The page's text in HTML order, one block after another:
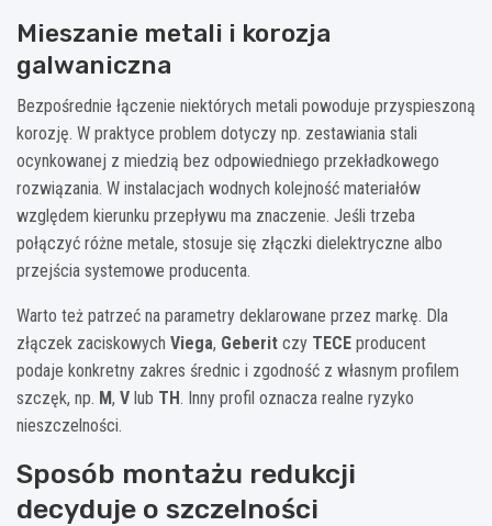
Mieszanie metali i korozja
galwaniczna
Bezpośrednie łączenie niektórych metali powoduje przyspieszoną
korozję. W praktyce problem dotyczy np. zestawiania stali
ocynkowanej z miedzią bez odpowiedniego przekładkowego
rozwiązania. W instalacjach wodnych kolejność materiałów
względem kierunku przepływu ma znaczenie. Jeśli trzeba
połączyć różne metale, stosuje się złączki dielektryczne albo
przejścia systemowe producenta.
Warto też patrzeć na parametry deklarowane przez markę. Dla
złączek zaciskowych Viega, Geberit czy TECE producent
podaje konkretny zakres średnic i zgodność z własnym profilem
szczęk, np. M, V lub TH. Inny profil oznacza realne ryzyko
nieszczelności.
Sposób montażu redukcji
decyduje o szczelności